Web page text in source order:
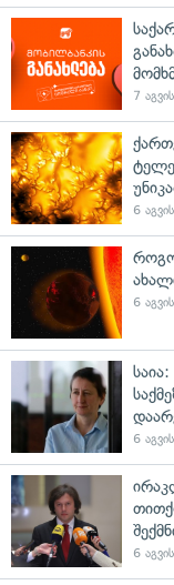
7
6
6
6
6